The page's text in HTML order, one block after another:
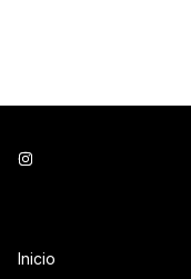
Inicio